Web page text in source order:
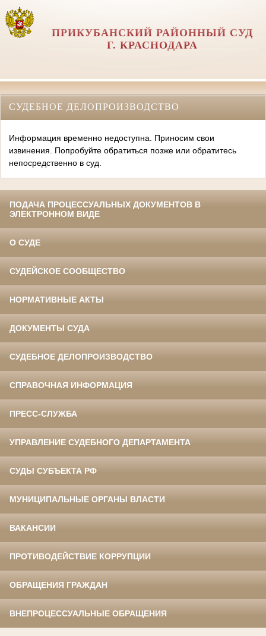
ПРИКУБАНСКИЙ РАЙОННЫЙ СУД
Г. КРАСНОДАРА
СУДЕБНОЕ ДЕЛОПРОИЗВОДСТВО
Информация временно недоступна. Приносим свои
извинения. Попробуйте обратиться позже или обратитесь
непосредственно в суд.
ПОДАЧА ПРОЦЕССУАЛЬНЫХ ДОКУМЕНТОВ В
ЭЛЕКТРОННОМ ВИДЕ
О СУДЕ
СУДЕЙСКОЕ СООБЩЕСТВО
НОРМАТИВНЫЕ АКТЫ
ДОКУМЕНТЫ СУДА
СУДЕБНОЕ ДЕЛОПРОИЗВОДСТВО
СПРАВОЧНАЯ ИНФОРМАЦИЯ
ПРЕСС-СЛУЖБА
УПРАВЛЕНИЕ СУДЕБНОГО ДЕПАРТАМЕНТА
СУДЫ СУБЪЕКТА РФ
МУНИЦИПАЛЬНЫЕ ОРГАНЫ ВЛАСТИ
ВАКАНСИИ
ПРОТИВОДЕЙСТВИЕ КОРРУПЦИИ
ОБРАЩЕНИЯ ГРАЖДАН
ВНЕПРОЦЕССУАЛЬНЫЕ ОБРАЩЕНИЯ